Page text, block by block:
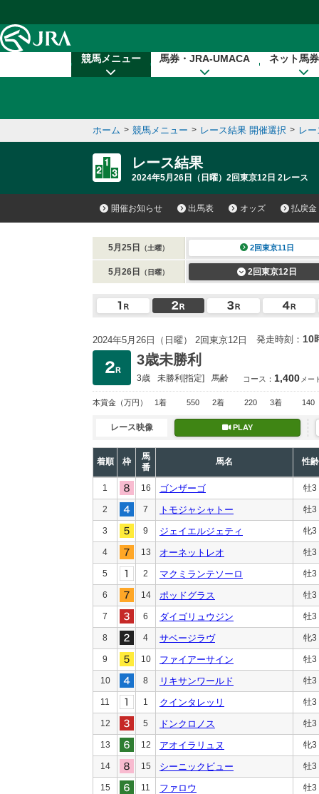
競馬メニュー 馬券・JRA-UMACA ネット馬
ホーム > 競馬メニュー > レース結果 開催選択 > レ
レース結果
2024年5月26日（日曜）2回東京12日 2レース
開催お知らせ 出馬表 オッズ 払戻金
5月25日 （土曜） 2回東京11日
5月26日 （日曜） 2回東京12日
2024年5月26日（日曜） 2回東京12日 発走時刻： 10
3歳未勝利
3歳 未勝利[指定] 馬齢 コース： 1,400 メー
本賞金 （万円） 1着 550 2着 220 3着 140
レース映像 PLAY
着順 枠
馬
番
馬名 性齢
1 16 ゴンザーゴ 牡3
2 7 トモジャシャトー 牡3
3 9 ジェイエルジェティ 牝3
4 13 オーネットレオ 牡3
5 2 マクミランテソーロ 牡3
6 14 ポッドグラス 牡3
7 6 ダイゴリュウジン 牡3
8 4 サベージラヴ 牝3
9 10 ファイアーサイン 牡3
10 8 リキサンワールド 牡3
11 1 クインタレッリ 牡3
12 5 ドンクロノス 牡3
13 12 アオイラリュヌ 牝3
14 15 シーニックビュー 牡3
15 11 ファロウ 牡3